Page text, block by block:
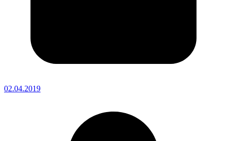
02.04.2019